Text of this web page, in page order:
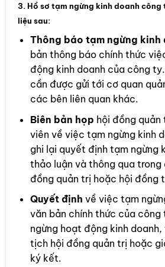
3. Hồ sơ tạm ngừng kinh doanh
liệu sau:
Thông báo tạm ngừng kinh
bản thông báo chính thức
động kinh doanh của công
cần được gửi tới cơ quan
các bên liên quan khác.
Biên bản họp hội đồng
viên về việc tạm ngừng kinh
ghi lại quyết định tạm ngừng
thảo luận và thông qua trong
đồng quản trị hoặc hội đồng
Quyết định về việc tạm
văn bản chính thức của
ngừng hoạt động kinh
tịch hội đồng quản trị hoặc
ký kết.